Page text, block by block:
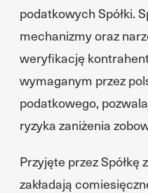
podatkowych Spółki.
mechanizmy oraz
weryfikację
wymaganym przez
podatkowego,
ryzyka zaniżenia
Przyjęte przez Spółkę
zakładają